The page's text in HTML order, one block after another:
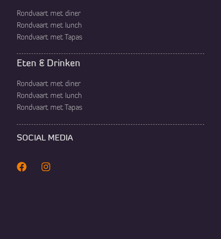
Rondvaart met diner
Rondvaart met lunch
Rondvaart met Tapas
Eten & Drinken
Rondvaart met diner
Rondvaart met lunch
Rondvaart met Tapas
SOCIAL MEDIA